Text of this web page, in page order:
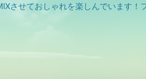
させておしゃれを楽しんでいます！